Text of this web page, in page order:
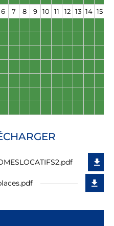
6 7 8 9 10 11 12 13 14 15